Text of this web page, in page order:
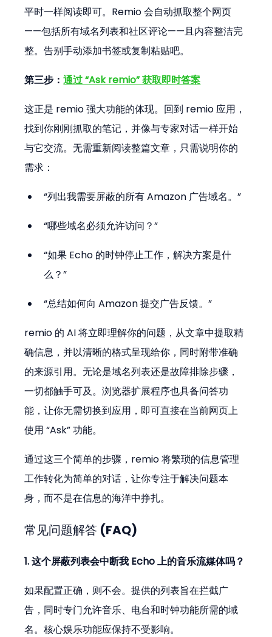
平时一样阅读即可。Remio 会自动抓取整个网页
——包括所有域名列表和社区评论——且内容整洁完
整。告别手动添加书签或复制粘贴吧。
第三步：通过 “Ask remio” 获取即时答案
这正是 remio 强大功能的体现。回到 remio 应用，
找到你刚刚抓取的笔记，并像与专家对话一样开始
与它交流。无需重新阅读整篇文章，只需说明你的
需求：
“列出我需要屏蔽的所有 Amazon 广告域名。”
“哪些域名必须允许访问？”
“如果 Echo 的时钟停止工作，解决方案是什
么？”
“总结如何向 Amazon 提交广告反馈。”
remio 的 AI 将立即理解你的问题，从文章中提取精
确信息，并以清晰的格式呈现给你，同时附带准确
的来源引用。无论是域名列表还是故障排除步骤，
一切都触手可及。浏览器扩展程序也具备问答功
能，让你无需切换到应用，即可直接在当前网页上
使用 “Ask” 功能。
通过这三个简单的步骤，remio 将繁琐的信息管理
工作转化为简单的对话，让你专注于解决问题本
身，而不是在信息的海洋中挣扎。
常见问题解答 (FAQ)
1. 这个屏蔽列表会中断我 Echo 上的音乐流媒体吗？
如果配置正确，则不会。提供的列表旨在拦截广
告，同时专门允许音乐、电台和时钟功能所需的域
名。核心娱乐功能应保持不受影响。